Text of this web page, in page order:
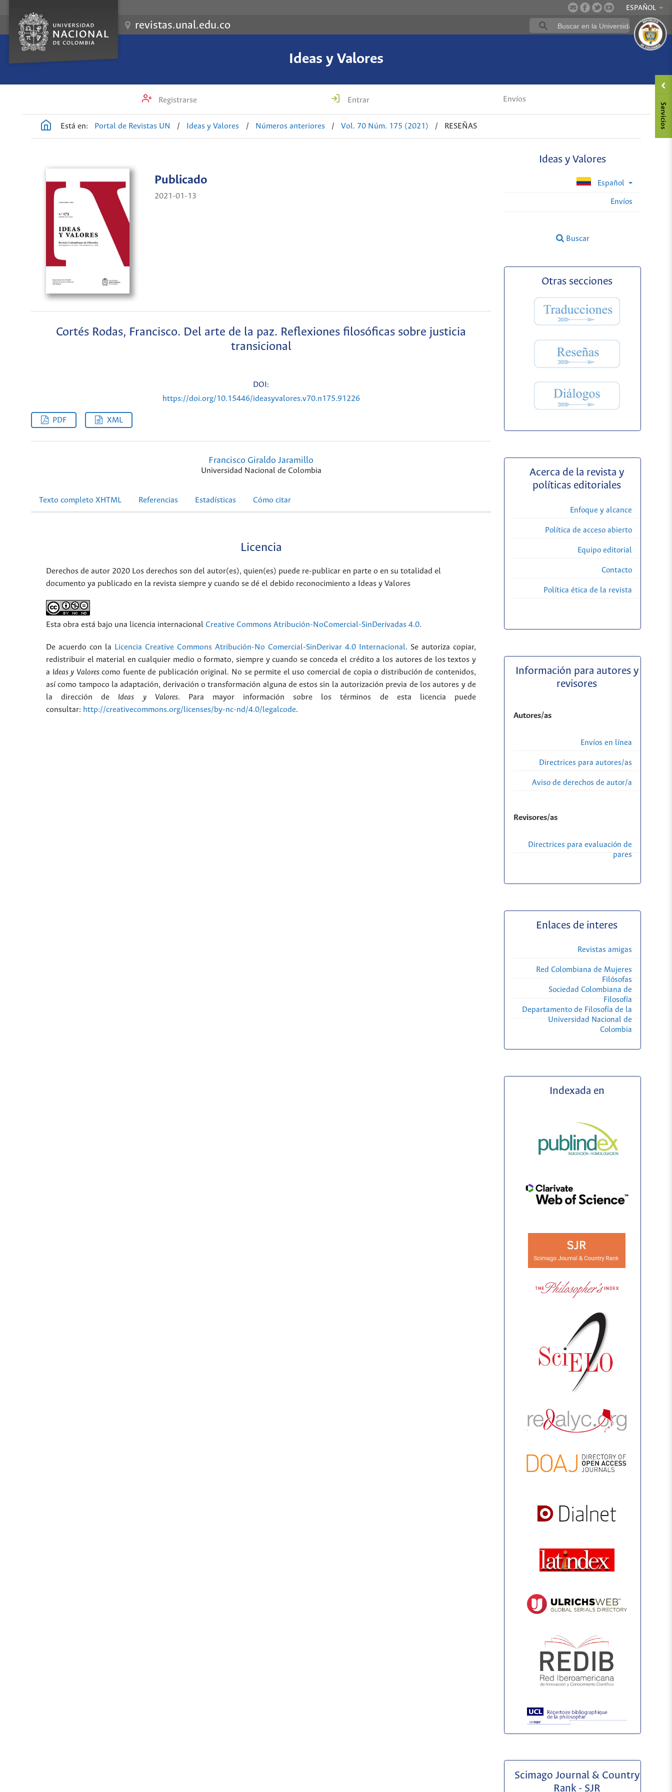
ESPAÑOL
revistas.unal.edu.co
Ideas y Valores
Registrarse Entrar Envíos
Está en: Portal de Revistas UN / Ideas y Valores / Números anteriores / Vol. 70 Núm. 175 (2021) / RESEÑAS
Ideas y Valores
Español
Envíos
Buscar
Publicado
2021-01-13
Cortés Rodas, Francisco. Del arte de la paz. Reflexiones filosóficas sobre justicia
transicional
DOI:
https://doi.org/10.15446/ideasyvalores.v70.n175.91226
PDF XML
Francisco Giraldo Jaramillo
Universidad Nacional de Colombia
Texto completo XHTML Referencias Estadísticas Cómo citar
Licencia
Derechos de autor 2020 Los derechos son del autor(es), quien(es) puede re-publicar en parte o en su totalidad el
documento ya publicado en la revista siempre y cuando se dé el debido reconocimiento a Ideas y Valores
Esta obra está bajo una licencia internacional Creative Commons Atribución-NoComercial-SinDerivadas 4.0.
De acuerdo con la Licencia Creative Commons Atribución-No Comercial-SinDerivar 4.0 Internacional. Se autoriza copiar,
redistribuir el material en cualquier medio o formato, siempre y cuando se conceda el crédito a los autores de los textos y
a Ideas y Valorescomo fuente de publicación original. No se permite el uso comercial de copia o distribución de contenidos,
así como tampoco la adaptación, derivación o transformación alguna de estos sin la autorización previa de los autores y de
la dirección de Ideas y Valores. Para mayor información sobre los términos de esta licencia puede
consultar: http://creativecommons.org/licenses/by-nc-nd/4.0/legalcode.
Otras secciones
Acerca de la revista y
políticas editoriales
Enfoque y alcance
Política de acceso abierto
Equipo editorial
Contacto
Política ética de la revista
Información para autores y
revisores
Autores/as
Envíos en línea
Directrices para autores/as
Aviso de derechos de autor/a
Revisores/as
Directrices para evaluación de
pares
Enlaces de interes
Revistas amigas
Red Colombiana de Mujeres
Filósofas
Sociedad Colombiana de
Filosofía
Departamento de Filosofía de la
Universidad Nacional de
Colombia
Indexada en
Scimago Journal & Country
Rank - SJR